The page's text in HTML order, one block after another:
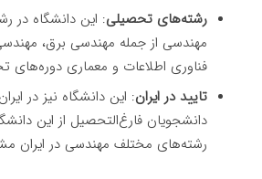
رشته‌های تحصیلی: این دانشگاه در
مهندسی از جمله مهندسی برق،
فناوری اطلاعات و معماری دوره‌های
تایید در ایران: این دانشگاه نیز در
دانشجویان فارغ‌التحصیل از این
رشته‌های مختلف مهندسی در ایران